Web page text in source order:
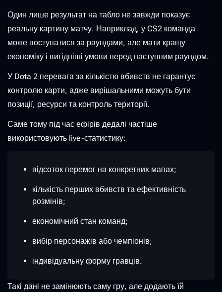
Один лише результат на табло не завжди показує
реальну картину матчу. Наприклад, у CS2 команда
може поступатися за раундами, але мати кращу
економіку і вигідніші умови перед наступним раундом.
У Dota 2 перевага за кількістю вбивств не гарантує
контролю карти, адже вирішальними можуть бути
позиції, ресурси та контроль території.
Саме тому під час ефірів дедалі частіше
використовують live-статистику:
відсоток перемог на конкретних мапах;
кількість перших вбивств та ефективність
розмінів;
економічний стан команд;
вибір персонажів або чемпіонів;
індивідуальну форму гравців.
Такі дані не замінюють саму гру, але додають їй